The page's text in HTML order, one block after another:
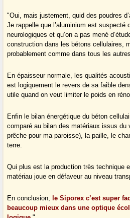
"Oui, mais justement, quid des poudres
Je rappelle que l’aluminium est suspecté
neurologiques et qu’on a pas mené
construction dans les bétons cellulaires,
probablement comme dans tous les
En épaisseur normale, les qualités
est logiquement le revers de sa faible
utile quand on veut limiter le poids en
Enfin le bilan énergétique du béton
comparé au bilan des matériaux issus du
prêche pour ma paroisse), la paille, le
terre.
Qui plus est la production très technique
matériau joue en défaveur au niveau
En conclusion, le Siporex c’est super
beaucoup mieux dans une optique